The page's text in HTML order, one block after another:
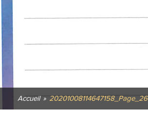
Accueil » 20201008114647158_Page_26